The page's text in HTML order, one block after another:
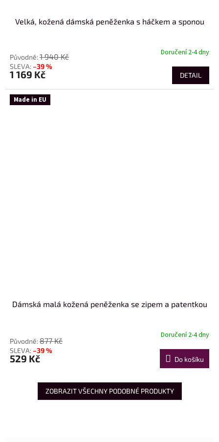
Velká, kožená dámská peněženka s háčkem a sponou
Doručení 2-4 dny
1 940 Kč
–39 %
1 169 Kč DETAIL
Made in EU
Dámská malá kožená peněženka se zipem a patentkou
Doručení 2-4 dny
877 Kč
–39 %
529 Kč Do košíku
ZOBRAZIT VŠECHNY PODOBNÉ PRODUKTY